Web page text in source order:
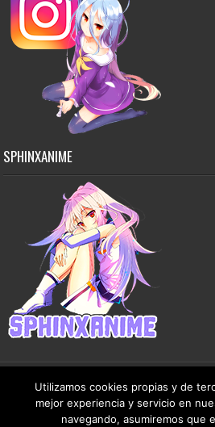
SPHINXANIME
Copyright © 2015-2026 SphinxAnime - Este sitio
servidores, solo comparte contenido de
Utilizamos cookies propias y de
mejor experiencia y servicio en
navegando, asumiremos que